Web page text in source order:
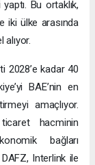
Bu ortaklık,
iki ülke arasında
2028’e kadar 40
BAE’nin en
amaçlıyor.
hacminin
bağları
Interlink ile